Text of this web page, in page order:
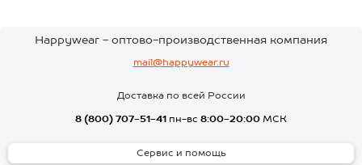
Happywear - оптово-производственная компания
mail@happywear.ru
Доставка по всей России
8 (800) 707-51-41 пн-вс 8:00-20:00 МСК
Сервис и помощь